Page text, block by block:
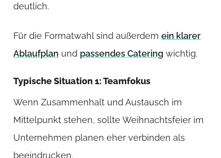
deutlich.
Für die Formatwahl sind außerdem ein klarer
Ablaufplan und passendes Cateringwichtig.
Typische Situation 1: Teamfokus
Wenn Zusammenhalt und Austausch im
Mittelpunkt stehen, sollte Weihnachtsfeier im
Unternehmen planen eher verbinden als
beeindrucken.